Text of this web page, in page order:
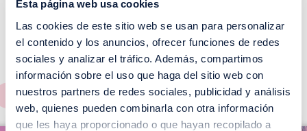
Esta página web usa cookies
Las cookies de este sitio web se usan para personalizar
el contenido y los anuncios, ofrecer funciones de redes
sociales y analizar el tráfico. Además, compartimos
información sobre el uso que haga del sitio web con
nuestros partners de redes sociales, publicidad y análisis
web, quienes pueden combinarla con otra información
que les haya proporcionado o que hayan recopilado a
¡No te pierdas nuestros
EVENTOS!
Ver todos >